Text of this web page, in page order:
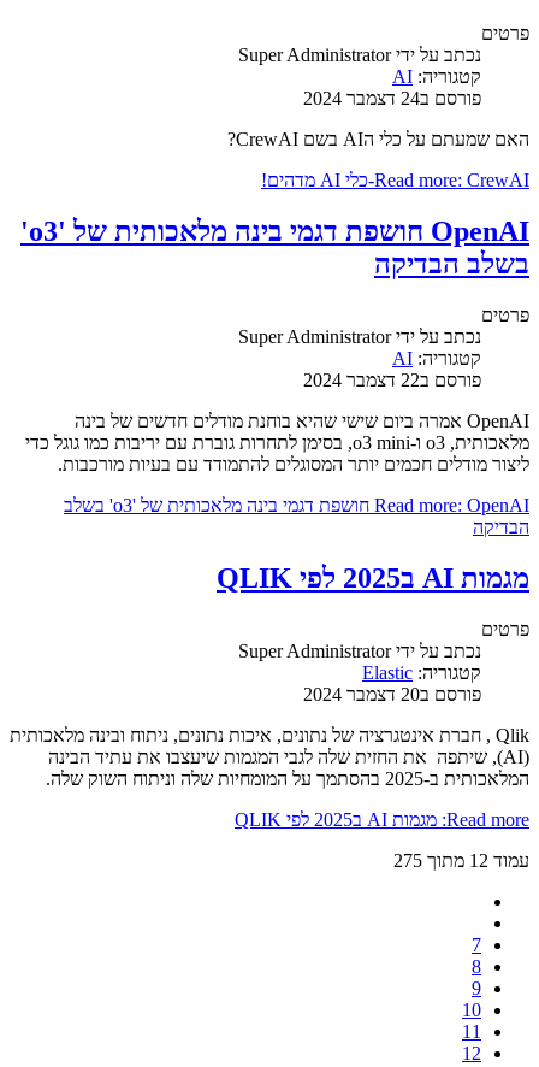
פרטים
נכתב על ידיSuper Administrator
קטגוריה: AI
פורסם ב24 דצמבר 2024
האם שמעתם על כלי הAI בשם CrewAI?
Read more: CrewAI-כלי AI מדהים!
OpenAI חושפת דגמי בינה מלאכותית של 'o3'
בשלב הבדיקה
פרטים
נכתב על ידיSuper Administrator
קטגוריה: AI
פורסם ב22 דצמבר 2024
OpenAI אמרה ביום שישי שהיא בוחנת מודלים חדשים של בינה
מלאכותית, o3 ו-o3 mini, בסימן לתחרות גוברת עם יריבות כמו גוגל כדי
ליצור מודלים חכמים יותר המסוגלים להתמודד עם בעיות מורכבות.
Read more: OpenAI חושפת דגמי בינה מלאכותית של 'o3' בשלב
הבדיקה
מגמות AI ב2025 לפי QLIK
פרטים
נכתב על ידיSuper Administrator
קטגוריה: Elastic
פורסם ב20 דצמבר 2024
Qlik , חברת אינטגרציה של נתונים, איכות נתונים, ניתוח ובינה מלאכותית
(AI), שיתפה את החזית שלה לגבי המגמות שיעצבו את עתיד הבינה
המלאכותית ב-2025 בהסתמך על המומחיות שלה וניתוח השוק שלה.
Read more: מגמות AI ב2025 לפי QLIK
עמוד 12 מתוך 275
7
8
9
10
11
12